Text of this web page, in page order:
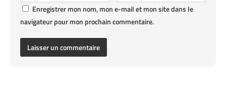
Enregistrer mon nom, mon e-mail et mon site dans le
navigateur pour mon prochain commentaire.